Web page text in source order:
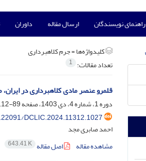
راهنمای نویسندگان ارسال مقاله داوران
کلیدواژه‌ها =جرم کلاهبرداری
تعداد مقالات: 1
قلمرو عنصر مادی کلاهبرداری در ایران،
دوره 1، شماره 4، دی 1403، صفحه
89-112
DCLIC.2024.11312.1027
احمد صابری مجد
مشاهده مقاله
اصل مقاله 643.41 K